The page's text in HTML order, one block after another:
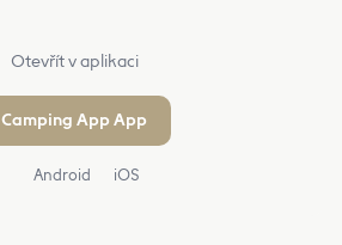
Otevřít v aplikaci
Camping App App
Android iOS